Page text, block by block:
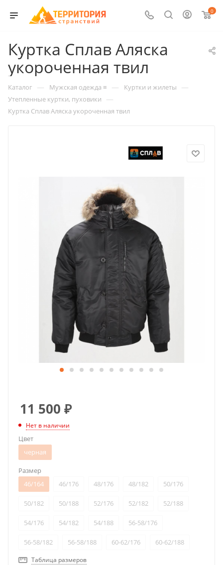
0
Куртка Сплав Аляска
укороченная твил
Каталог — Мужская одежда ≡ — Куртки и жилеты —
Утепленные куртки, пуховики —
Куртка Сплав Аляска укороченная твил
11 500 ₽
Нет в наличии
Цвет
черная
Размер
46/164
46/176 48/176 48/182 50/176
50/182 50/188 52/176 52/182 52/188
54/176 54/182 54/188 56-58/176
56-58/182 56-58/188 60-62/176 60-62/188
Таблица размеров